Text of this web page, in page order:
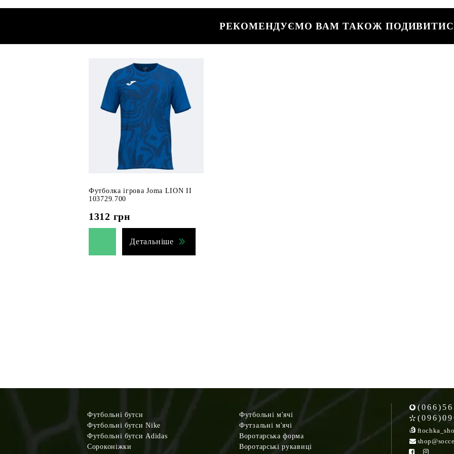
РЕКОМЕНДУЄМО ВАМ ТАКОЖ
Футболка ігрова Joma LION II
103729.700
1312 грн
Детальніше
Футбольні бутси
Футбольні бутси Nike
Футбольні бутси Adidas
Сороконіжки
Футбольні м'ячі
Футзальні м'ячі
Воротарська форма
Воротарські рукавиці